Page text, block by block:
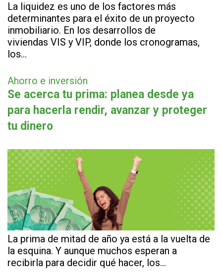
La liquidez es uno de los factores más
determinantes para el éxito de un proyecto
inmobiliario. En los desarrollos de
viviendas VIS y VIP, donde los cronogramas,
los…
Ahorro e inversión
Se acerca tu prima: planea desde ya
para hacerla rendir, avanzar y proteger
tu dinero
La prima de mitad de año ya está a la vuelta de
la esquina. Y aunque muchos esperan a
recibirla para decidir qué hacer, los…